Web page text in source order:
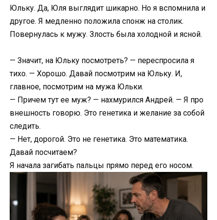
Юльку. Да, Юля выглядит шикарно. Но я вспомнила и
другое. Я медленно положила спонж на столик.
Повернулась к мужу. Злость была холодной и ясной.
— Значит, на Юльку посмотреть? — переспросила я
тихо. — Хорошо. Давай посмотрим на Юльку. И,
главное, посмотрим на мужа Юльки.
— Причем тут ее муж? — нахмурился Андрей. — Я про
внешность говорю. Это генетика и желание за собой
следить.
— Нет, дорогой. Это не генетика. Это математика.
Давай посчитаем?
Я начала загибать пальцы прямо перед его носом.